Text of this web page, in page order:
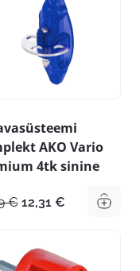
AKO Vario
4tk sinine
€ Algne
15,39 €.
12,31 € Praegune